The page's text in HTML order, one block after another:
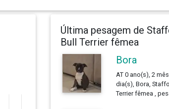
Última pesagem de
Bull Terrier fêmea
Bora
AT 0 ano(s), 2
dia(s), Bora,
Terrier fêmea ,